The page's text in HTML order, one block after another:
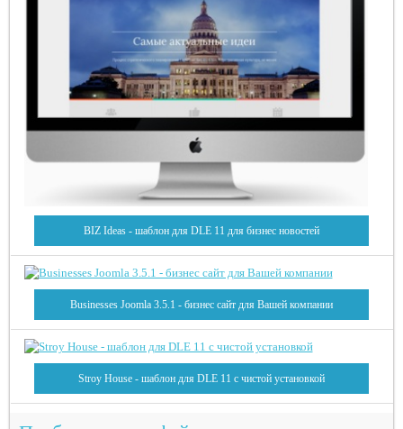
BIZ Ideas - шаблон для DLE 11 для бизнес новостей
Businesses Joomla 3.5.1 - бизнес сайт для Вашей компании
Stroy House - шаблон для DLE 11 с чистой установкой